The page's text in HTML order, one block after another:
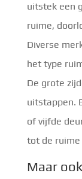
uitstek een
ruime,
Diverse
het type
De grote
uitstappen.
of vijfde
tot de
Maar